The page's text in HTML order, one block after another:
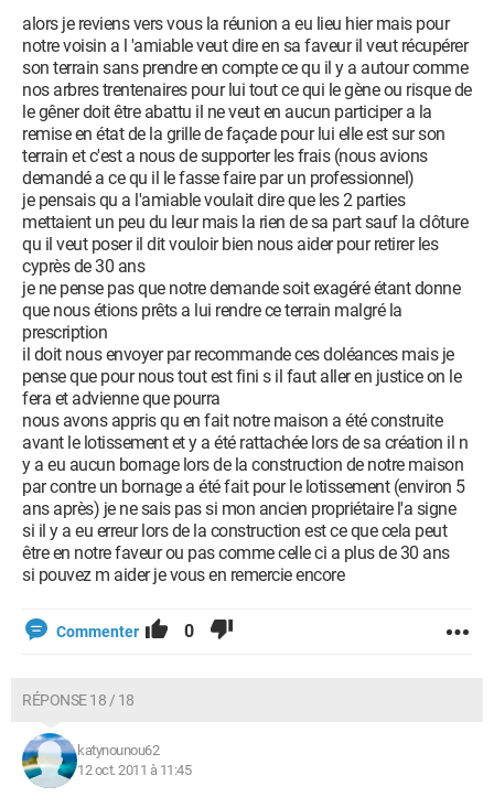
alors je reviens vers vous la réunion a eu lieu hier mais pour
notre voisin a l 'amiable veut dire en sa faveur il veut récupérer
son terrain sans prendre en compte ce qu il y a autour comme
nos arbres trentenaires pour lui tout ce qui le gène ou risque de
le gêner doit être abattu il ne veut en aucun participer a la
remise en état de la grille de façade pour lui elle est sur son
terrain et c'est a nous de supporter les frais (nous avions
demandé a ce qu il le fasse faire par un professionnel)
je pensais qu a l'amiable voulait dire que les 2 parties
mettaient un peu du leur mais la rien de sa part sauf la clôture
qu il veut poser il dit vouloir bien nous aider pour retirer les
cyprès de 30 ans
je ne pense pas que notre demande soit exagéré étant donne
que nous étions prêts a lui rendre ce terrain malgré la
prescription
il doit nous envoyer par recommande ces doléances mais je
pense que pour nous tout est fini s il faut aller en justice on le
fera et advienne que pourra
nous avons appris qu en fait notre maison a été construite
avant le lotissement et y a été rattachée lors de sa création il n
y a eu aucun bornage lors de la construction de notre maison
par contre un bornage a été fait pour le lotissement (environ 5
ans après) je ne sais pas si mon ancien propriétaire l'a signe
si il y a eu erreur lors de la construction est ce que cela peut
être en notre faveur ou pas comme celle ci a plus de 30 ans
si pouvez m aider je vous en remercie encore
Commenter 0
RÉPONSE 18 / 18
katynounou62
12 oct. 2011 à 11:45